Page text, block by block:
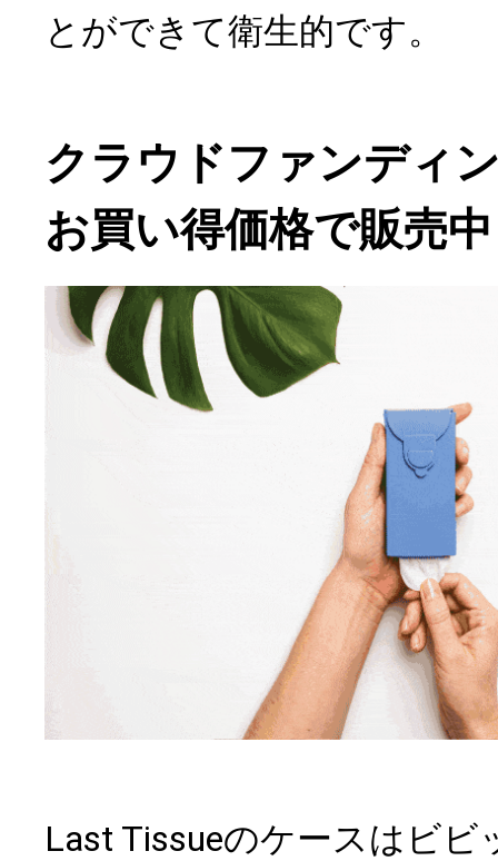
とができて衛生的です。
クラウドファンディ
お買い得価格で販売中
Last Tissueのケースはビビ